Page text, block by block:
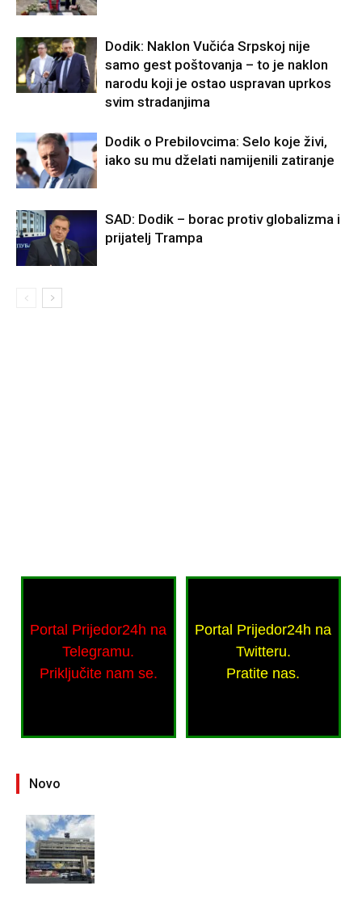
Dodik: Naklon Vučića Srpskoj nije
samo gest poštovanja – to je naklon
narodu koji je ostao uspravan uprkos
svim stradanjima
Dodik o Prebilovcima: Selo koje živi,
iako su mu dželati namijenili zatiranje
SAD: Dodik – borac protiv globalizma i
prijatelj Trampa
Portal Prijedor24h na
Telegramu.
Priključite nam se.
Portal Prijedor24h na
Twitteru.
Pratite nas.
Novo